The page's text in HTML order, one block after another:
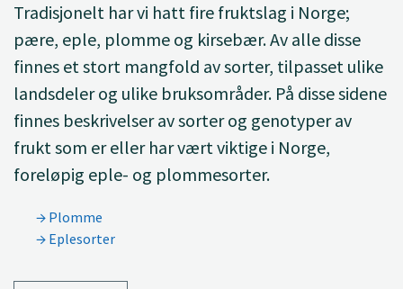
Tradisjonelt har vi hatt fire fruktslag i Norge;
pære, eple, plomme og kirsebær. Av alle disse
finnes et stort mangfold av sorter, tilpasset ulike
landsdeler og ulike bruksområder. På disse sidene
finnes beskrivelser av sorter og genotyper av
frukt som er eller har vært viktige i Norge,
foreløpig eple- og plommesorter.
Plomme
Eplesorter